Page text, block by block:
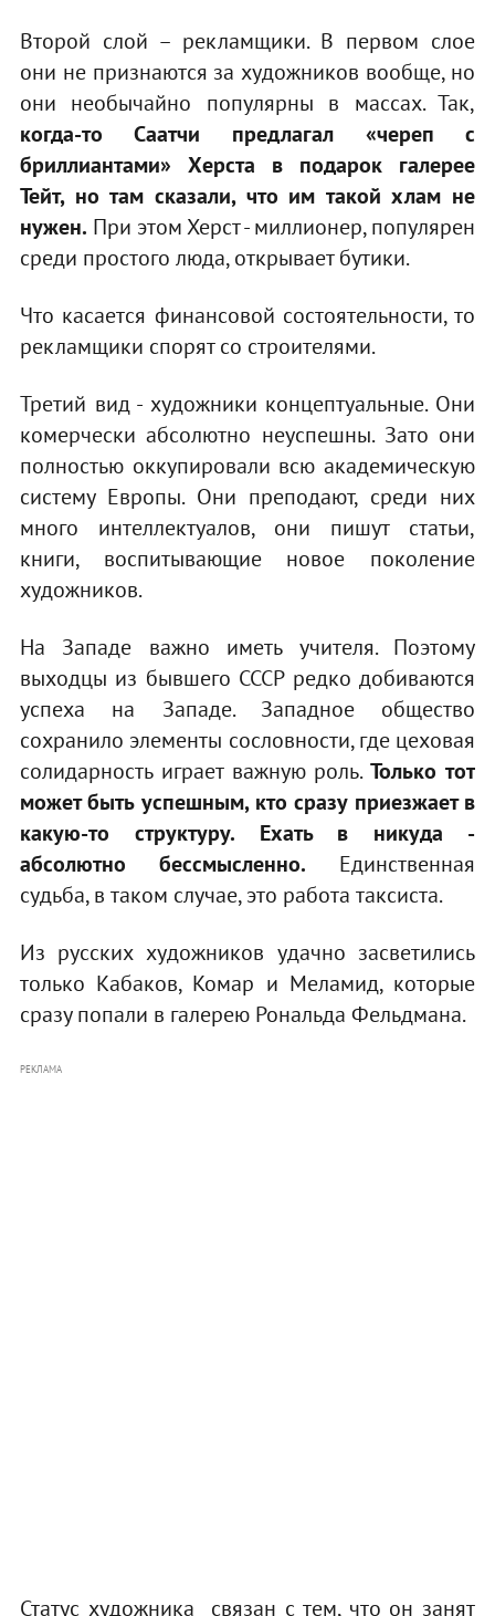
Второй слой – рекламщики. В первом слое
они не признаются за художников вообще, но
они необычайно популярны в массах. Так,
когда-то Саатчи предлагал «череп с
бриллиантами» Херста в подарок галерее
Тейт, но там сказали, что им такой хлам не
нужен. При этом Херст - миллионер, популярен
среди простого люда, открывает бутики.
Что касается финансовой состоятельности, то
рекламщики спорят со строителями.
Третий вид - художники концептуальные. Они
комерчески абсолютно неуспешны. Зато они
полностью оккупировали всю академическую
систему Европы. Они преподают, среди них
много интеллектуалов, они пишут статьи,
книги, воспитывающие новое поколение
художников.
На Западе важно иметь учителя. Поэтому
выходцы из бывшего СССР редко добиваются
успеха на Западе. Западное общество
сохранило элементы сословности, где цеховая
солидарность играет важную роль.Только тот
может быть успешным, кто сразу приезжает в
какую-то структуру. Ехать в никуда -
абсолютно бессмысленно. Единственная
судьба, в таком случае, это работа таксиста.
Из русских художников удачно засветились
только Кабаков, Комар и Меламид, которые
сразу попали в галерею Рональда Фельдмана.
РЕКЛАМА
Статус художника связан с тем, что он занят